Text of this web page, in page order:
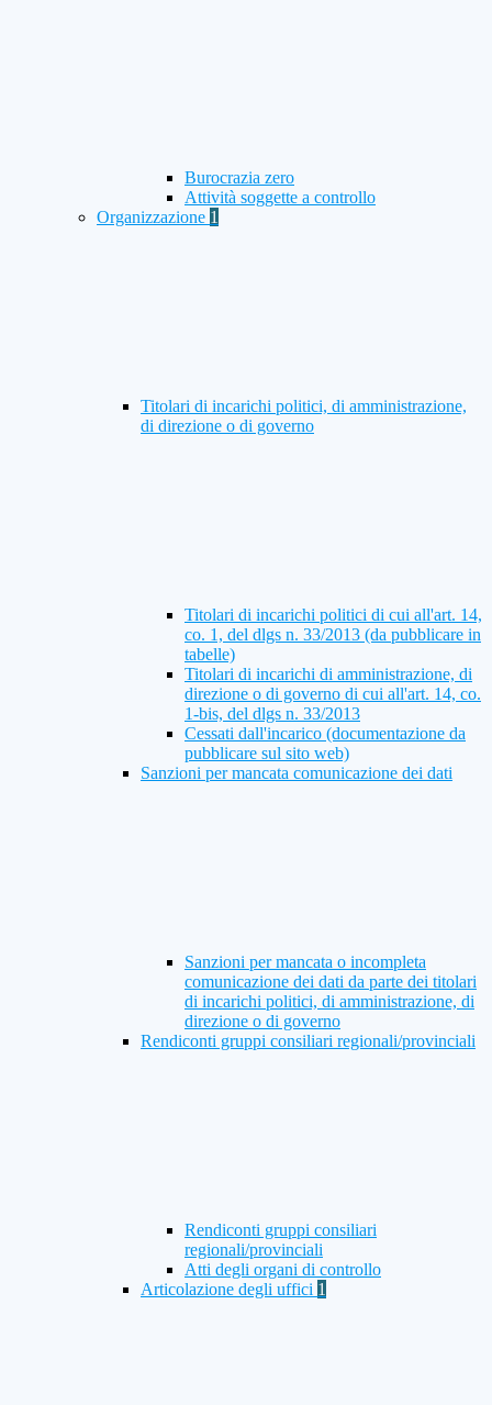
Burocrazia zero
Attività soggette a controllo
Organizzazione 1
Titolari di incarichi politici, di amministrazione,
di direzione o di governo
Titolari di incarichi politici di cui all'art. 14,
co. 1, del dlgs n. 33/2013 (da pubblicare in
tabelle)
Titolari di incarichi di amministrazione, di
direzione o di governo di cui all'art. 14, co.
1-bis, del dlgs n. 33/2013
Cessati dall'incarico (documentazione da
pubblicare sul sito web)
Sanzioni per mancata comunicazione dei dati
Sanzioni per mancata o incompleta
comunicazione dei dati da parte dei titolari
di incarichi politici, di amministrazione, di
direzione o di governo
Rendiconti gruppi consiliari regionali/provinciali
Rendiconti gruppi consiliari
regionali/provinciali
Atti degli organi di controllo
Articolazione degli uffici 1